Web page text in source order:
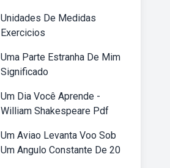
Unidades De Medidas
Exercicios
Uma Parte Estranha De Mim
Significado
Um Dia Você Aprende -
William Shakespeare Pdf
Um Aviao Levanta Voo Sob
Um Angulo Constante De 20